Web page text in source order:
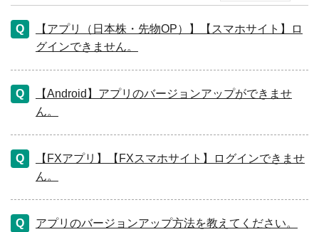
【アプリ（日本株・先物OP）】【スマホサイト】ロ
グインできません。
【Android】アプリのバージョンアップができませ
ん。
【FXアプリ】【FXスマホサイト】ログインできませ
ん。
アプリのバージョンアップ方法を教えてください。